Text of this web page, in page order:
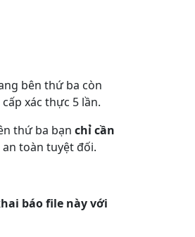
bên thứ ba còn
xác thực 5 lần.
thứ ba bạn chỉ cần
toàn tuyệt đối.
báo file này với